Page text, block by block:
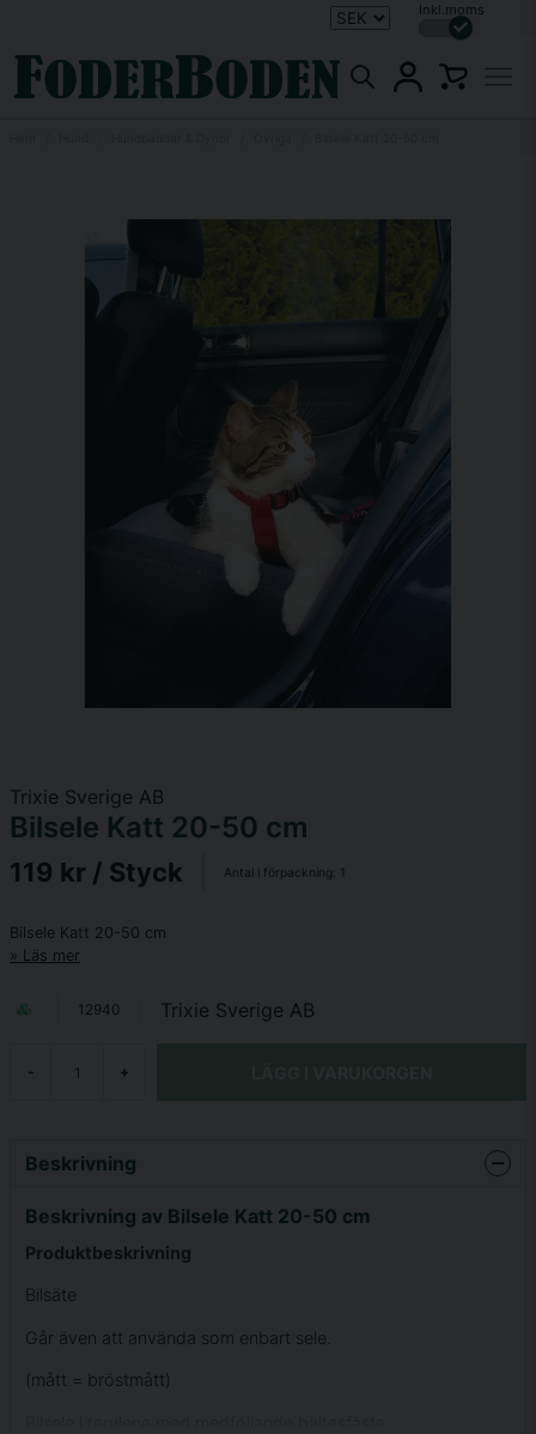
Inkl.moms
Trixie Sverige AB
Bilsele Katt 20-50 cm
119 kr / Styck Antal i förpackning: 1
Bilsele Katt 20-50 cm
Läs mer
12940 Trixie Sverige AB
- +
Beskrivning
Beskrivning av Bilsele Katt 20-50 cm
Produktbeskrivning
Bilsäte
Går även att använda som enbart sele.
(mått = bröstmått)